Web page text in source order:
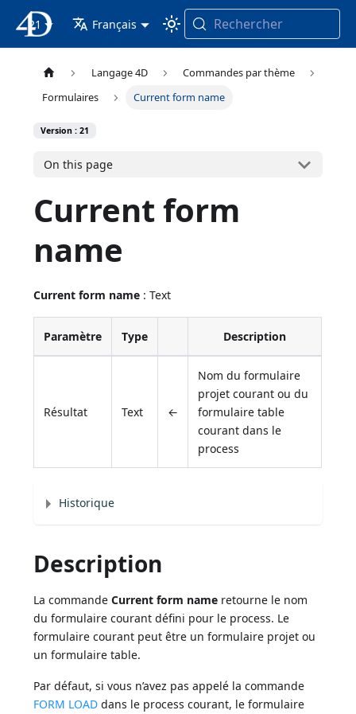
4D Documentation
21 Français Rechercher
Langage 4D
Commandes par thème
Formulaires
Current form name
Version : 21
On this page
Current form
name
Current form name : Text
Paramètre Type Description
Résultat Text ←
Nom du formulaire
projet courant ou du
formulaire table
courant dans le
process
Historique
Description
La commandeCurrent form name retourne le nom
du formulaire courant défini pour le process. Le
formulaire courant peut être un formulaire projet ou
un formulaire table.
Par défaut, si vous n’avez pas appelé la commande
FORM LOAD dans le process courant, le formulaire